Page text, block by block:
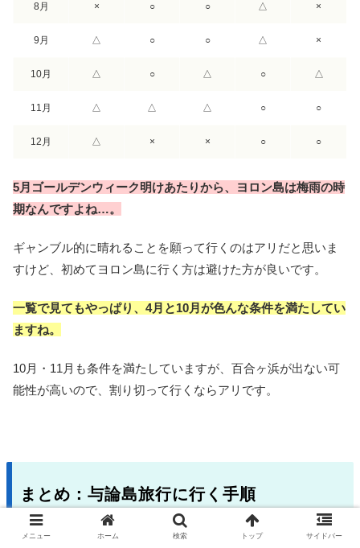
8月 × ○ ○ △ ×
9月 △ ○ ○ △ ×
10月 △ ○ △ ○ △
11月 △ △ △ ○ ○
12月 △ × × ○ ○
5月ゴールデンウィーク明けあたりから、ヨロン島は梅雨の時
期なんですよね…。
ギャンブル的に晴れることを願って行くのはアリだと思いま
すけど、初めてヨロン島に行く方は避けた方が良いです。
一覧で見てもやっぱり、4月と10月が色んな条件を満たしてい
ますね。
10月・11月も条件を満たしていますが、百合ヶ浜が出ない可
能性が高いので、割り切って行くならアリです。
まとめ：与論島旅行に行く手順
メニュー ホーム 検索 トップ サイドバー